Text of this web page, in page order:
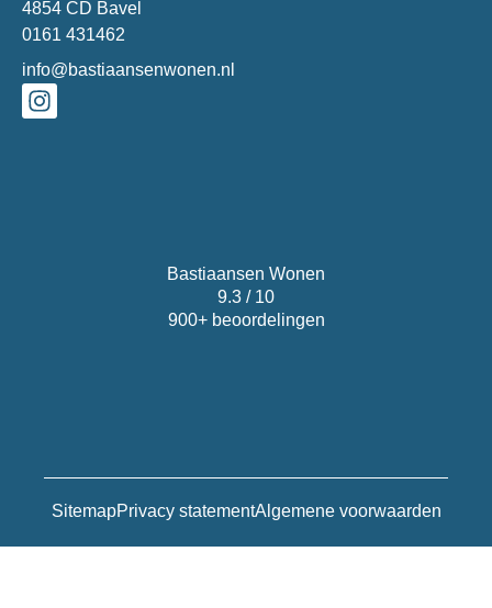
4854 CD Bavel
0161 431462
info@bastiaansenwonen.nl
SitemapPrivacy statementAlgemene voorwaarden
Bastiaansen Wonen
9.3 / 10
900+ beoordelingen